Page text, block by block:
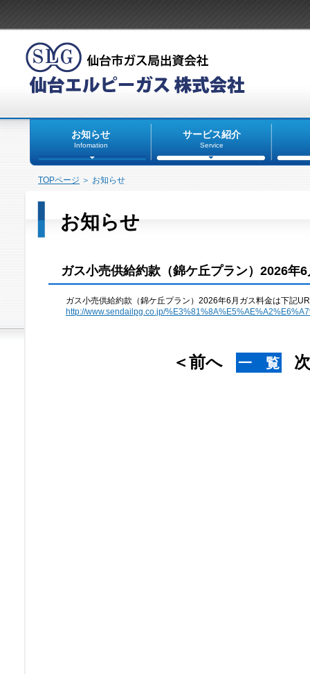
お知らせ
Infomation
サービス紹介
Service
TOPページ ＞ お知らせ
お知らせ
ガス小売供給約款（錦ケ丘プラン）2026年
ガス小売供給約款（錦ケ丘プラン）2026年6月ガス料金は下記
http://www.sendailpg.co.jp/
＜前へ 一 覧